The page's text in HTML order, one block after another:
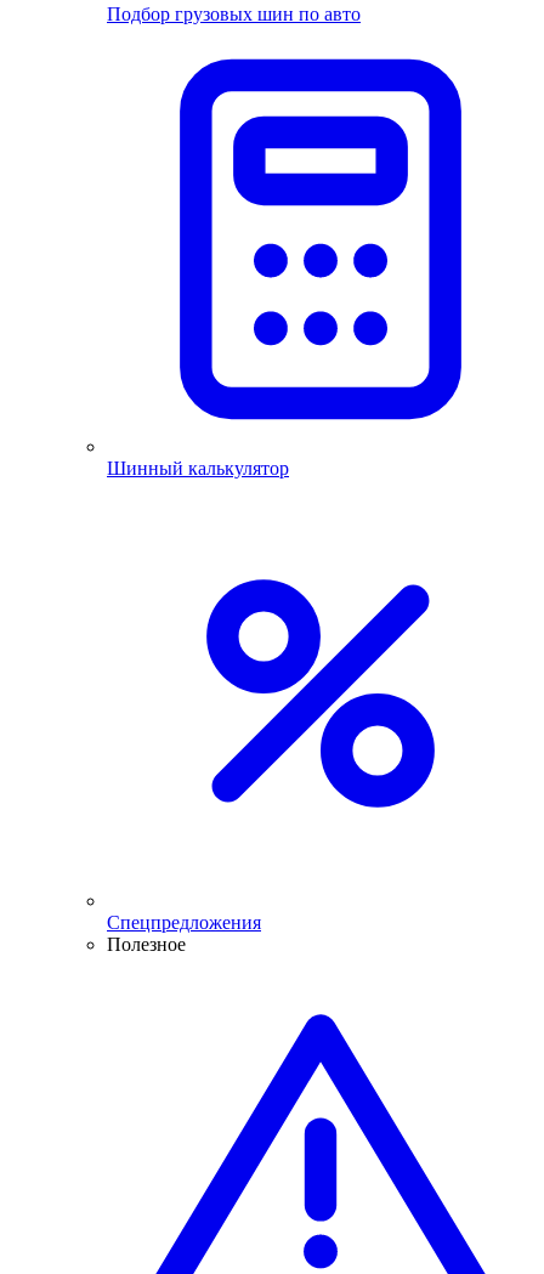
Подбор грузовых шин по авто
Шинный калькулятор
Спецпредложения
Полезное